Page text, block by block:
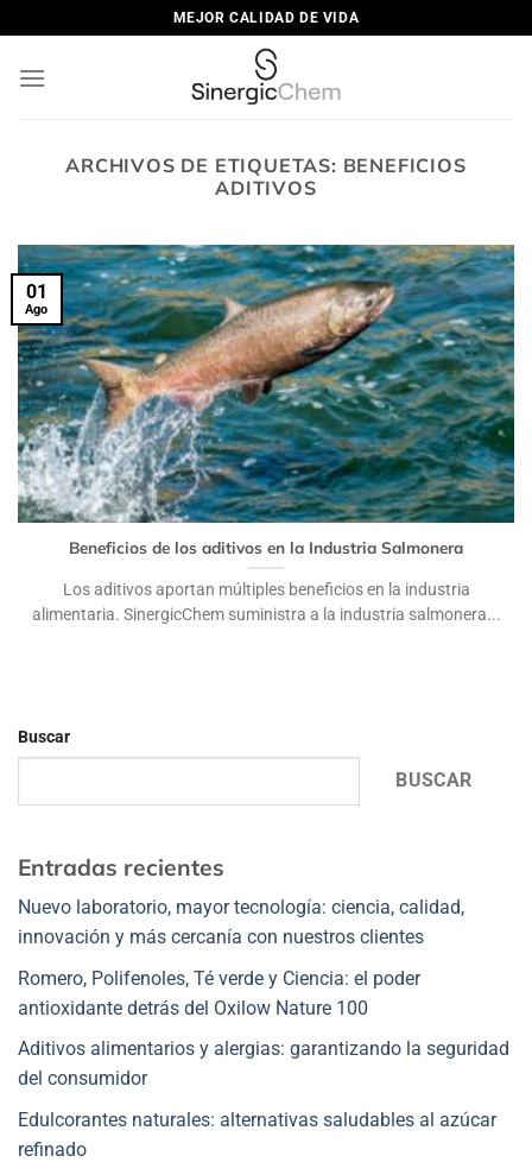
al
contenido
MEJOR CALIDAD DE VIDA
ARCHIVOS DE ETIQUETAS: BENEFICIOS
ADITIVOS
Beneficios de los aditivos en la Industria Salmonera
Los aditivos aportan múltiples beneficios en la industria
alimentaria. SinergicChem suministra a la industria salmonera...
01
Ago
Buscar
BUSCAR
Entradas recientes
Nuevo laboratorio, mayor tecnología: ciencia, calidad,
innovación y más cercanía con nuestros clientes
Romero, Polifenoles, Té verde y Ciencia: el poder
antioxidante detrás del Oxilow Nature 100
Aditivos alimentarios y alergias: garantizando la seguridad
del consumidor
Edulcorantes naturales: alternativas saludables al azúcar
refinado